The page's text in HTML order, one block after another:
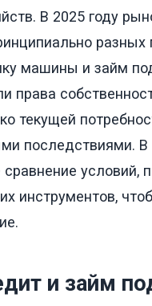
В 2025 году
разных
машины и займ
права
текущей
последствиями.
условий,
инструментов,
и займ